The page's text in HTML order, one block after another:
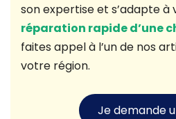
son expertise et s’adapte à
réparation rapide d’une
faites appel à l’un de nos
votre région.
Je demande